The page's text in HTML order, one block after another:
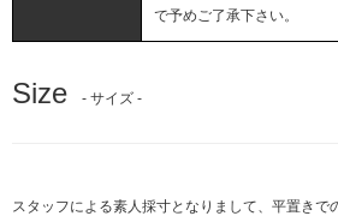
で予めご了承下さい。
Size - サイズ -
スタッフによる素人採寸となりまして、平置きで